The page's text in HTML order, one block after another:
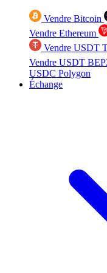
Vendre Bitcoin
Vendre Ethereum
Vendre USDT
Vendre USDT
USDC Polygon
Échange